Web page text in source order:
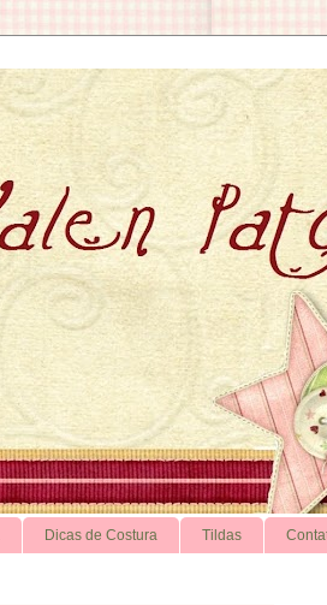
Dicas de Costura Tildas